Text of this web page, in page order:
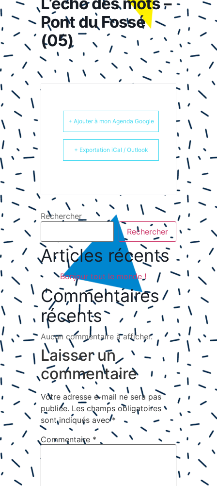
Pont du Fossé
(05)
+ Ajouter à mon Agenda Google
+ Exportation iCal / Outlook
Rechercher
Rechercher
Articles récents
Bonjour tout le monde !
Commentaires
récents
Aucun commentaire à afficher.
Laisser un
commentaire
Votre adresse e-mail ne sera pas
publiée. Les champs obligatoires
sont indiqués avec*
Commentaire *